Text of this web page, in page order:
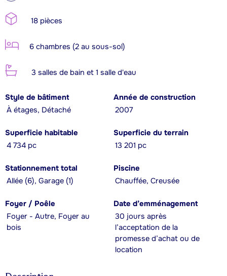
18 pièces
6 chambres (2 au sous-sol)
3 salles de bain et 1 salle d'eau
Style de bâtiment
À étages, Détaché
Année de construction
2007
Superficie habitable
4 734 pc
Superficie du terrain
13 201 pc
Stationnement total
Allée (6), Garage (1)
Piscine
Chauffée, Creusée
Foyer / Poêle
Foyer - Autre, Foyer au
bois
Date d’emménagement
30 jours après
l’acceptation de la
promesse d’achat ou de
location